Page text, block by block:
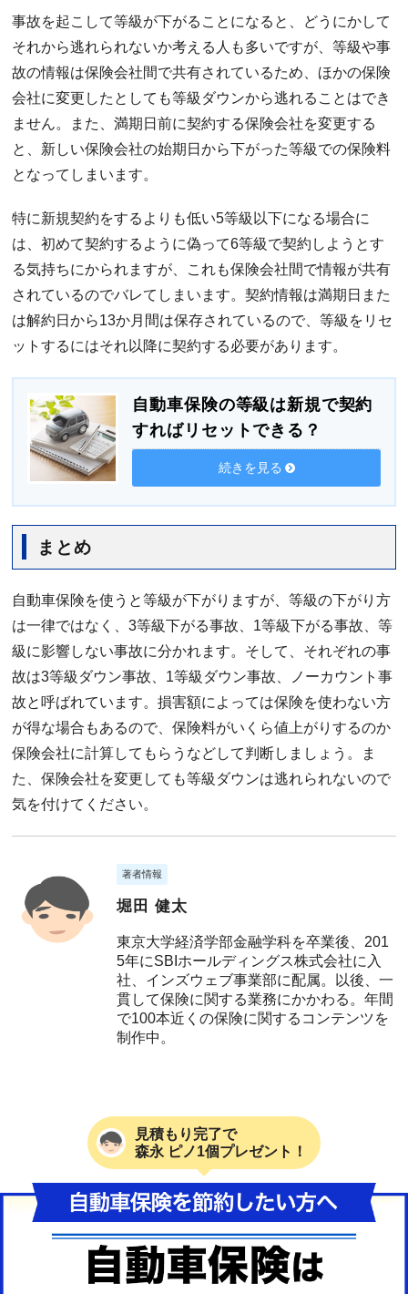
事故を起こして等級が下がることになると、どうにかして
それから逃れられないか考える人も多いですが、等級や事
故の情報は保険会社間で共有されているため、ほかの保険
会社に変更したとしても等級ダウンから逃れることはでき
ません。また、満期日前に契約する保険会社を変更する
と、新しい保険会社の始期日から下がった等級での保険料
となってしまいます。
特に新規契約をするよりも低い5等級以下になる場合に
は、初めて契約するように偽って6等級で契約しようとす
る気持ちにかられますが、これも保険会社間で情報が共有
されているのでバレてしまいます。契約情報は満期日また
は解約日から13か月間は保存されているので、等級をリセ
ットするにはそれ以降に契約する必要があります。
自動車保険の等級は新規で契約
すればリセットできる？
続きを見る
まとめ
自動車保険を使うと等級が下がりますが、等級の下がり方
は一律ではなく、3等級下がる事故、1等級下がる事故、等
級に影響しない事故に分かれます。そして、それぞれの事
故は3等級ダウン事故、1等級ダウン事故、ノーカウント事
故と呼ばれています。損害額によっては保険を使わない方
が得な場合もあるので、保険料がいくら値上がりするのか
保険会社に計算してもらうなどして判断しましょう。ま
た、保険会社を変更しても等級ダウンは逃れられないので
気を付けてください。
著者情報
堀田 健太
東京大学経済学部金融学科を卒業後、201
5年にSBIホールディングス株式会社に入
社、インズウェブ事業部に配属。以後、一
貫して保険に関する業務にかかわる。年間
で100本近くの保険に関するコンテンツを
制作中。
見積もり完了で
森永 ピノ1個プレゼント！